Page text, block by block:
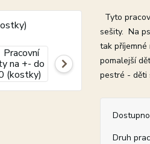
Tyto
sešity. Na
tak příjemné
pomalejší
pestré - děti
Druh